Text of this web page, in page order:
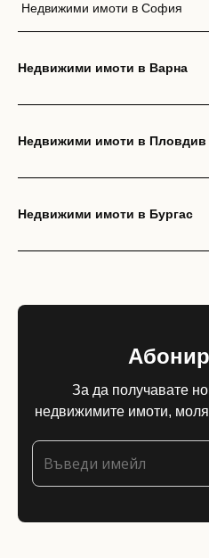
Недвижими имоти в София
Недвижими имоти в Варна
Недвижими имоти в Пловдив
Недвижими имоти в Бургас
За да получавате
недвижимите имоти,